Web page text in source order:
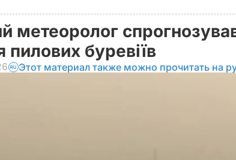
метеоролог
пилових буревіїв
Этот материал также можно прочитать на